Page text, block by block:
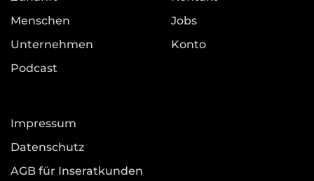
Menschen
Unternehmen
Podcast
Jobs
Konto
Impressum
Datenschutz
AGB für Inseratkunden